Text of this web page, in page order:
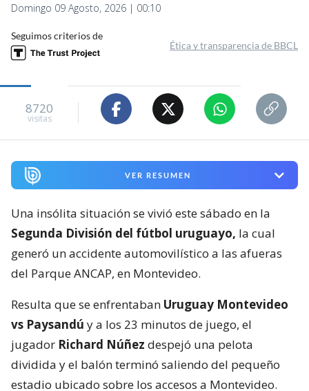
Domingo 09 Agosto, 2026 | 00:10
Seguimos criterios de
Ética y transparencia de BBCL
8720
visitas
VER RESUMEN
Una insólita situación se vivió este sábado en la
Segunda División del fútbol uruguayo, la cual
generó un accidente automovilístico a las afueras
del Parque ANCAP, en Montevideo.
Resulta que se enfrentaban Uruguay Montevideo
vs Paysandú y a los 23 minutos de juego, el
jugador Richard Núñez despejó una pelota
dividida y el balón terminó saliendo del pequeño
estadio ubicado sobre los accesos a Montevideo.